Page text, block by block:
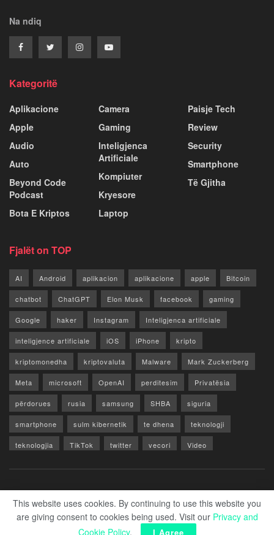
Na ndiq
Kategoritë
Aplikacione
Apple
Audio
Auto
Beyond Code
Podcast
Bota E Kriptos
Camera
Gaming
Inteligjenca
Artificiale
Kompiuter
Kryesore
Laptop
Paisje Tech
Review
Security
Smartphone
Të Gjitha
Fjalët on TOP
AI Android aplikacion aplikacione apple Bitcoin
chatbot ChatGPT Elon Musk facebook gaming
Google haker Instagram Inteligjenca artificiale
inteligjence artificiale iOS iPhone kripto
kriptomonedha kriptovaluta Malware Mark Zuckerberg
Meta microsoft OpenAI perditesim Privatësia
përdorues rusia samsung SHBA siguria
smartphone sulm kibernetik te dhena teknologji
teknologjia TikTok twitter vecori Video
© 2026 Zero1.al - Part of techzero1.com
This website uses cookies. By continuing to use this website you
are giving consent to cookies being used. Visit our Privacy and
Cookie Policy. I Agree